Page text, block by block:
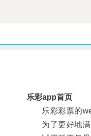
乐彩app首页
乐彩彩票的
为了更好地满